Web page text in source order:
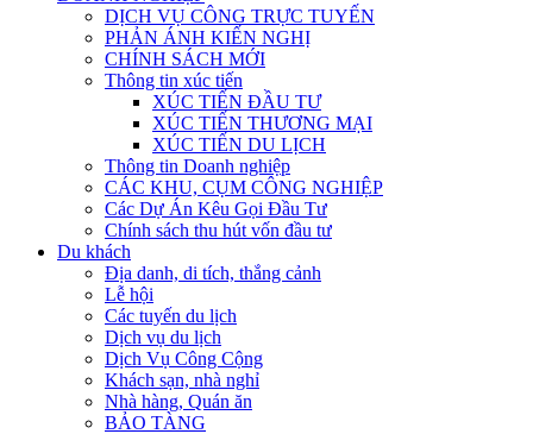
DỊCH VỤ CÔNG TRỰC TUYẾN
PHẢN ÁNH KIẾN NGHỊ
CHÍNH SÁCH MỚI
Thông tin xúc tiến
XÚC TIẾN ĐẦU TƯ
XÚC TIẾN THƯƠNG MẠI
XÚC TIẾN DU LỊCH
Thông tin Doanh nghiệp
CÁC KHU, CỤM CÔNG NGHIỆP
Các Dự Án Kêu Gọi Đầu Tư
Chính sách thu hút vốn đầu tư
Du khách
Địa danh, di tích, thắng cảnh
Lễ hội
Các tuyến du lịch
Dịch vụ du lịch
Dịch Vụ Công Cộng
Khách sạn, nhà nghỉ
Nhà hàng, Quán ăn
BẢO TÀNG